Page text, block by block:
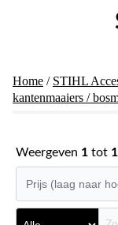
Home / STIHL
kantenmaaiers /
Weergeven 1 tot